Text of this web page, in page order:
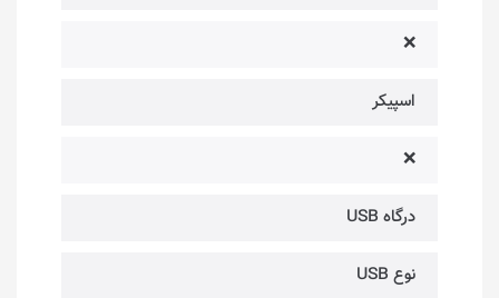
❌
اسپیکر
❌
درگاه USB
نوع USB